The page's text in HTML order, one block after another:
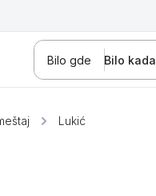
Bilo gde Bilo kada
Lukić